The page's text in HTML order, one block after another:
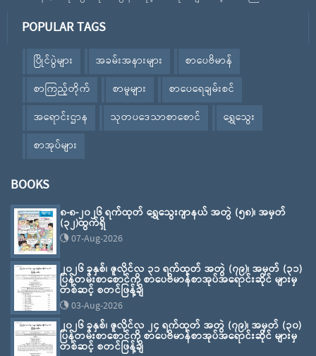
POPULAR TAGS
ပြိုင်ပွဲများ အခမ်းအနားများ
စာပေဗိမာန်
စာကြည့်တိုက်
စာမူများ
စာပေရေချမ်းစင်
အရောင်းဌာန
သုတပဒေသာစာစောင်
ရွှေသွေး
စာအုပ်များ
BOOKS
၈-၈-၂၀၂၆ ရက်ထုတ် ရွှေသွေးဂျာနယ် အတွဲ (၅၈)၊ အမှတ်
(၃၂)ထွက်ရှိ
07-Aug-2026
၂၀၂၆ ခုနှစ်၊ ဇူလိုင်လ ၃၁ ရက်ထုတ် အတွဲ (၇၉)၊ အမှတ် (၃၁)
ပြန်တမ်းစာစောင်ကို စာပေဗိမာန်စာအုပ်အရောင်းဆိုင် များမှ
တစ်ဆင့် စတင်ဖြန့်ချိ
03-Aug-2026
၂၀၂၆ ခုနှစ်၊ ဇူလိုင်လ ၂၄ ရက်ထုတ် အတွဲ (၇၉)၊ အမှတ် (၃၀)
ပြန်တမ်းစာစောင်ကို စာပေဗိမာန်စာအုပ်အရောင်းဆိုင် များမှ
တစ်ဆင့် စတင်ဖြန့်ချိ